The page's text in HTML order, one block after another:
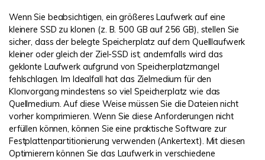
Wenn Sie beabsichtigen, ein größeres Laufwerk auf eine
kleinere SSD zu klonen (z. B. 500 GB auf 256 GB), stellen Sie
sicher, dass der belegte Speicherplatz auf dem Quelllaufwerk
kleiner oder gleich der Ziel-SSD ist; andernfalls wird das
geklonte Laufwerk aufgrund von Speicherplatzmangel
fehlschlagen. Im Idealfall hat das Zielmedium für den
Klonvorgang mindestens so viel Speicherplatz wie das
Quellmedium. Auf diese Weise müssen Sie die Dateien nicht
vorher komprimieren. Wenn Sie diese Anforderungen nicht
erfüllen können, können Sie eine praktische Software zur
Festplattenpartitionierung verwenden (Ankertext). Mit diesen
Optimierern können Sie das Laufwerk in verschiedene